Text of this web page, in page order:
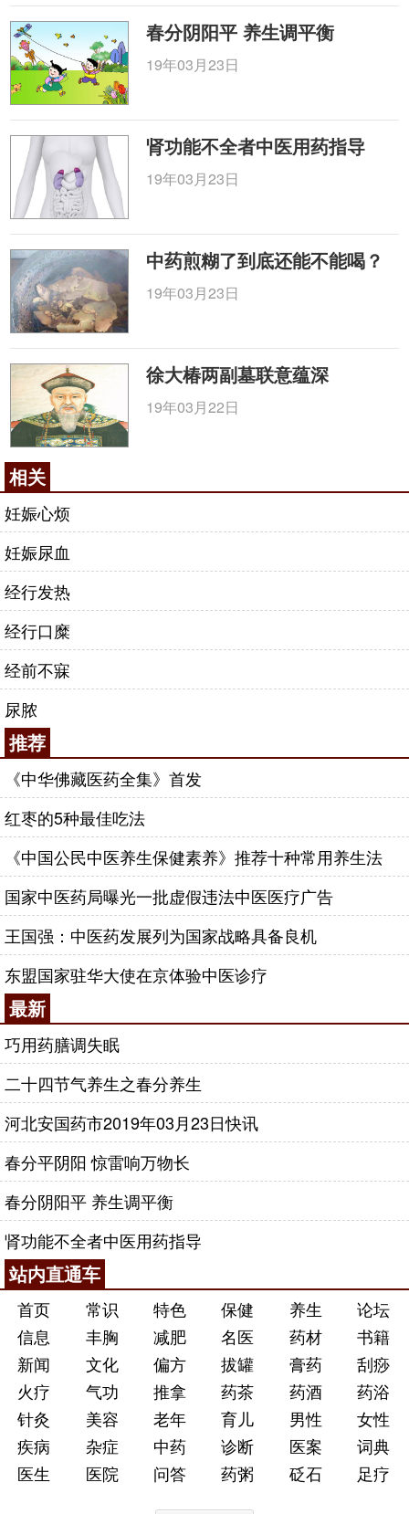
质虽好，不能摄入过量，要保持营养大均衡，维持良
好的营养状态。
二、矿物质和微量营养元素
人体内的矿物质和微量元素都是对男性的生育力
有着重要的影响，比如，锌、锰、硒等元素。如果体
内缺锌会导致男性性腺功能下降，睾丸变小、很难硬
得起来，精子生成量减少，缺硒会使精子的活动力下
降，缺锰则会造成男性精子成熟障碍，呆滞精子量减
少。
三、含镁食物
镁有助于调节人的心脏活动，降低血压、预防心
脏病，提高男士的生育能力。建议男士早餐应吃两碗
牛奶的燕麦粥和1个香蕉。含镁较多的食物有大豆、烤
马铃薯、核桃
仁、燕麦粥、通心粉、叶菜和海产品。
四、提高精子质量的食物
精子质量是决定男性生育水平的最重要因素之
一，一旦出现少精弱精、精子不液化、精子畸形率
高、死精症等精子异常，成功受孕的几率就会受到影
响，严重可造成男性不育。所以，提高精子质量是男
性备孕的必修课题，除了在日常生活中需要注意一些
事项，健康饮食最为关键的。
提高精子质量的食物
能提高男性精子质量的食物有：动物内脏、动物
肝肾、牛肉、虾、
花生、植物油、海产品、韭菜等。
男人精子质量不好该怎么调理，一定要注重锌、
硒元素的摄入，多吃水产品，多吃坚果，每天补充一
点营养，长期下来就会看到效果的了，但是也不要盲
目进补，要看个人体质来选择食疗方案。
中医治疗弱精症
肾精亏虚型 可能因为先天比较弱，也可能因为后
天的营养失调，或者是因为性生活过度，或者是工作
强度太重，消耗了肾精，我们知道，精子的生成从中
医角度认为是肾精所化生的，如果说肾精亏虚的话，
就缺乏了营养精子的物质基础，精子的活力当然就下
降了。给以补肾添精的治疗法法，补肾汤：熟地30
克，山萸肉20克，枸杞20克，补骨脂15克，淫羊藿15
克，肉苁蓉12克，
菟丝子12克，覆盆子12克，
龟板12克，鳖甲15克，甘草6克，水煎服。七子丸、
补肾丸口服。
命门虚衰型 我们临床上经常看到一些人在生育这
块出现了障碍，本人四肢手脚冰凉，性欲淡漠，性功
能差，大便汤薄，小便清长，体现这种阳气不足，在
这种情况下，又出现了现代科学
我们就可以归为命门虚衰，
不足，无法鼓动精子的动力。给以温肾壮阳的治疗方
法，温阳汤：肉桂 10克， 附子10克， 小茴香 10克，姜
黄12克，淫羊藿15克，肉苁蓉15克，锁阳15克，黄精
20克，玉竹15克，
人参10克，黄芪30克，鹿角胶10
克，龟板12克，鳖甲12克，甘草6克，水煎服。金匮
丸、虫草壮元丸口服。
阴虚
火旺型 也是在肾阴亏虚的基础上出现的脏腑
功能的偏盛偏衰，中医有一句话叫阴虚生内热， 阳虚
春分阴阳平 养生调平衡
19年03月23日
肾功能不全者中医用药指导
19年03月23日
中药煎糊了到底还能不能喝？
19年03月23日
徐大椿两副墓联意蕴深
19年03月22日
相关
妊娠心烦
妊娠尿血
经行发热
经行口糜
经前不寐
尿脓
推荐
《中华佛藏医药全集》首发
红枣的5种最佳吃法
《中国公民中医养生保健素养》推荐十种常用养生法
国家中医药局曝光一批虚假违法中医医疗广告
王国强：中医药发展列为国家战略具备良机
东盟国家驻华大使在京体验中医诊疗
最新
巧用药膳调失眠
二十四节气养生之春分养生
河北安国药市2019年03月23日快讯
春分平阴阳 惊雷响万物长
春分阴阳平 养生调平衡
肾功能不全者中医用药指导
站内直通车
首页 常识 特色 保健 养生
论坛
信息
丰胸 减肥 名医 药材
书籍
新闻
文化 偏方 拔罐 膏药
刮痧
火疗
气功 推拿 药茶 药酒
药浴
针灸
美容 老年 育儿 男性
女性
疾病
杂症 中药 诊断 医案
词典
医生
医院 问答 药粥 砭石 足疗